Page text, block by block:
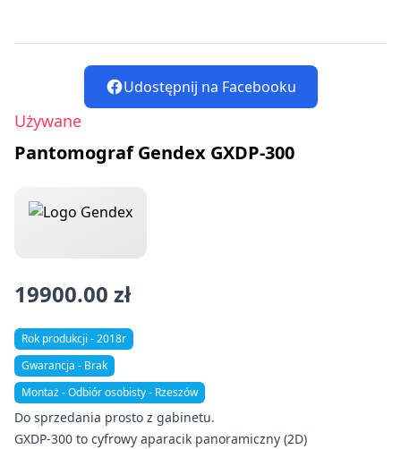
Udostępnij na Facebooku
Używane
Pantomograf Gendex GXDP-300
19900.00 zł
Rok produkcji - 2018r
Gwarancja - Brak
Montaż - Odbiór osobisty - Rzeszów
Do sprzedania prosto z gabinetu.
GXDP-300 to cyfrowy aparacik panoramiczny (2D)